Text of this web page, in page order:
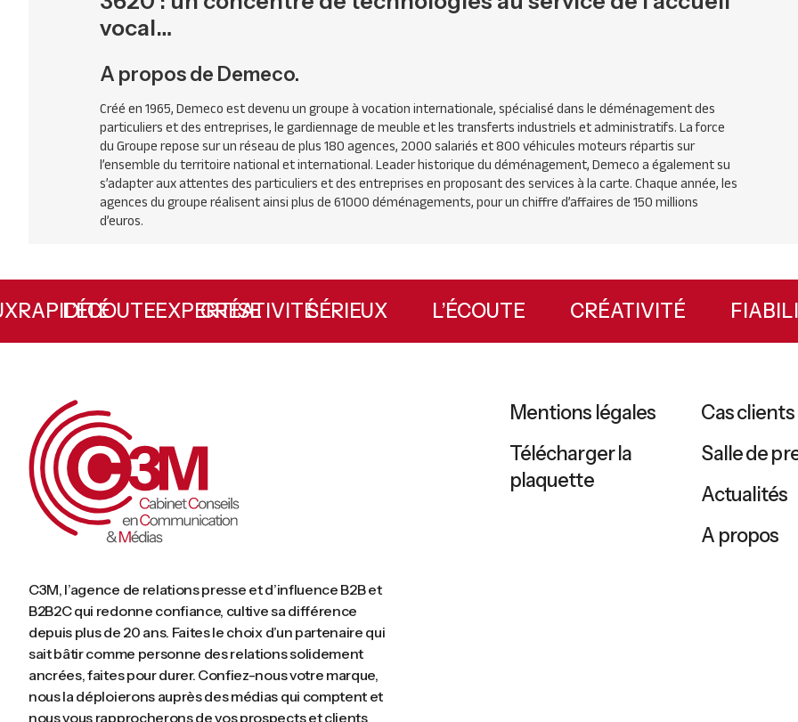
vocal…
A propos de Demeco.
Créé en 1965, Demeco est devenu un groupe à vocation internationale, spécialisé dans le déménagement des
particuliers et des entreprises, le gardiennage de meuble et les transferts industriels et administratifs. La force
du Groupe repose sur un réseau de plus 180 agences, 2000 salariés et 800 véhicules moteurs répartis sur
l’ensemble du territoire national et international. Leader historique du déménagement, Demeco a également su
s’adapter aux attentes des particuliers et des entreprises en proposant des services à la carte. Chaque année, les
agences du groupe réalisent ainsi plus de 61000 déménagements, pour un chiffre d’affaires de 150 millions
d’euros.
L’ÉCOUTE CRÉATIVITÉ
RAPIDITÉ EXPERTISE SÉRIEUX L’ÉCOUTE CRÉATIVITÉ
C3M, l’agence de relations presse et d’influence B2B et
B2B2C qui redonne confiance, cultive sa différence
depuis plus de 20 ans. Faites le choix d’un partenaire qui
sait bâtir comme personne des relations solidement
ancrées, faites pour durer. Confiez-nous votre marque,
nous la déploierons auprès des médias qui comptent et
nous vous rapprocherons de vos prospects et clients
Mentions légales
Télécharger la
plaquette
Cas clients
Salle de
Actualités
A propos